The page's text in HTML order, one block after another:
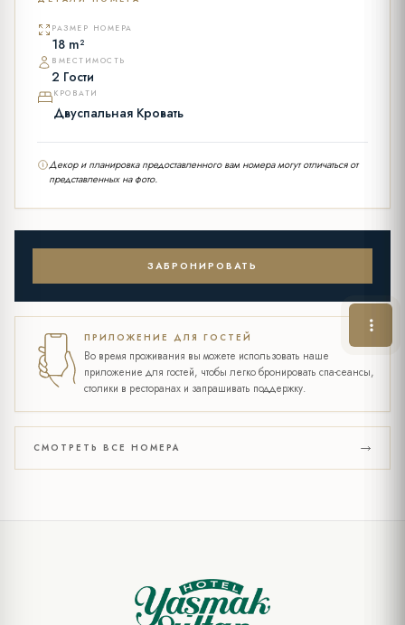
РАЗМЕР НОМЕРА
18 m²
ВМЕСТИМОСТЬ
2 Гости
КРОВАТИ
Двуспальная Кровать
Декор и планировка предоставленного вам номера могут отличаться от
представленных на фото.
ЗАБРОНИРОВАТЬ
ПРИЛОЖЕНИЕ ДЛЯ ГОСТЕЙ
Во время проживания вы можете использовать наше
приложение для гостей, чтобы легко бронировать спа-сеансы,
столики в ресторанах и запрашивать поддержку.
СМОТРЕТЬ ВСЕ НОМЕРА